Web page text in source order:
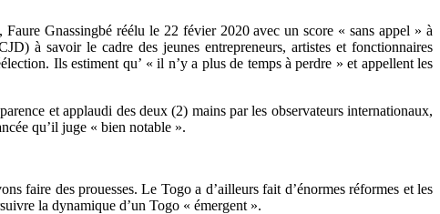
Gnassingbé réélu le 22 févier 2020 avec un score « sans appel » à
à savoir le cadre des jeunes entrepreneurs, artistes et fonctionnaires
Ils estiment qu’ « il n’y a plus de temps à perdre » et appellent les
et applaudi des deux (2) mains par les observateurs internationaux,
qu’il juge « bien notable ».
faire des prouesses. Le Togo a d’ailleurs fait d’énormes réformes et les
la dynamique d’un Togo « émergent ».